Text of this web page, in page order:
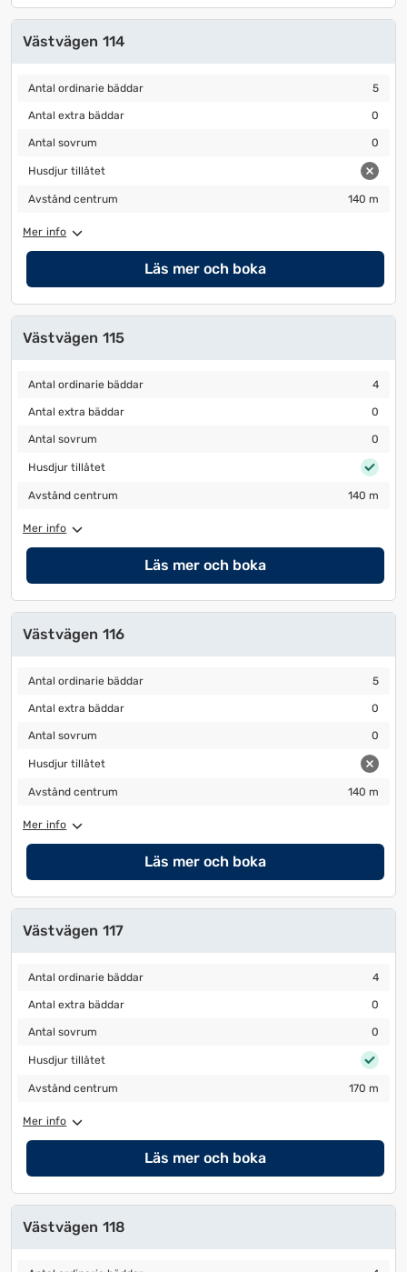
Västvägen 114
Antal ordinarie bäddar
Antal ordinarie bäddar 5
Antal extra bäddar
Antal extra bäddar 0
Antal sovrum
Antal sovrum 0
Husdjur tillåtet
Husdjur tillåtet
Avstånd centrum
Avstånd centrum 140 m
Mer info
Läs mer och boka
Västvägen 115
Antal ordinarie bäddar
Antal ordinarie bäddar 4
Antal extra bäddar
Antal extra bäddar 0
Antal sovrum
Antal sovrum 0
Husdjur tillåtet
Husdjur tillåtet
Avstånd centrum
Avstånd centrum 140 m
Mer info
Läs mer och boka
Västvägen 116
Antal ordinarie bäddar
Antal ordinarie bäddar 5
Antal extra bäddar
Antal extra bäddar 0
Antal sovrum
Antal sovrum 0
Husdjur tillåtet
Husdjur tillåtet
Avstånd centrum
Avstånd centrum 140 m
Mer info
Läs mer och boka
Västvägen 117
Antal ordinarie bäddar
Antal ordinarie bäddar 4
Antal extra bäddar
Antal extra bäddar 0
Antal sovrum
Antal sovrum 0
Husdjur tillåtet
Husdjur tillåtet
Avstånd centrum
Avstånd centrum 170 m
Mer info
Läs mer och boka
Västvägen 118